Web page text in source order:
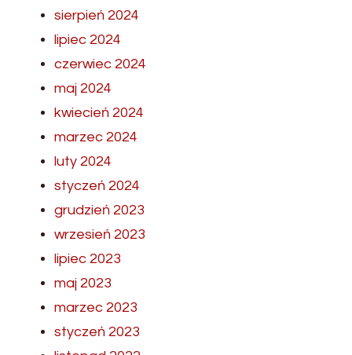
sierpień 2024
lipiec 2024
czerwiec 2024
maj 2024
kwiecień 2024
marzec 2024
luty 2024
styczeń 2024
grudzień 2023
wrzesień 2023
lipiec 2023
maj 2023
marzec 2023
styczeń 2023